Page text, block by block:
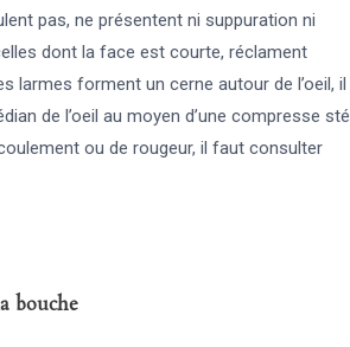
pas, ne présentent ni suppuration ni
dont la face est courte, réclament
larmes forment un cerne autour de l’oeil,
de l’oeil au moyen d’une compresse
ou de rougeur, il faut consulter
bouche